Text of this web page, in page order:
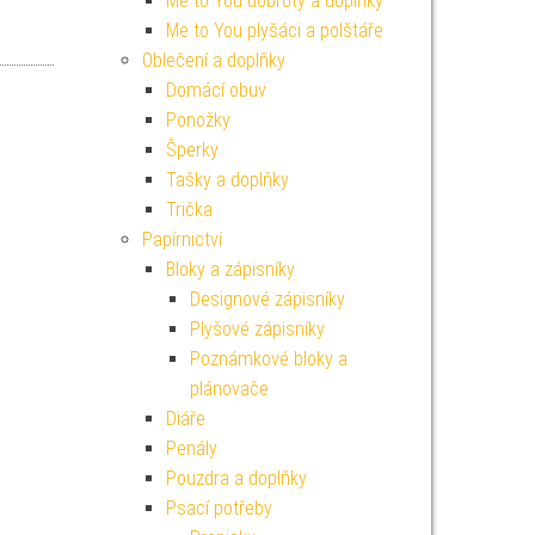
cena byla: 249 Kč.
Aktuální cena je: 224 Kč.Me to You plyšáci a polštáře
Oblečení a doplňky
Domácí obuv
Ponožky
Šperky
Tašky a doplňky
Trička
Papírnictví
Bloky a zápisníky
Designové zápisníky
Plyšové zápisníky
Poznámkové bloky a
plánovače
Diáře
Penály
Pouzdra a doplňky
Psací potřeby